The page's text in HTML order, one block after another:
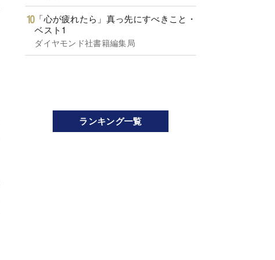
「心が疲れたら」真っ先にすべきこと・
ベスト1
ダイヤモンド社書籍編集局
ランキング一覧